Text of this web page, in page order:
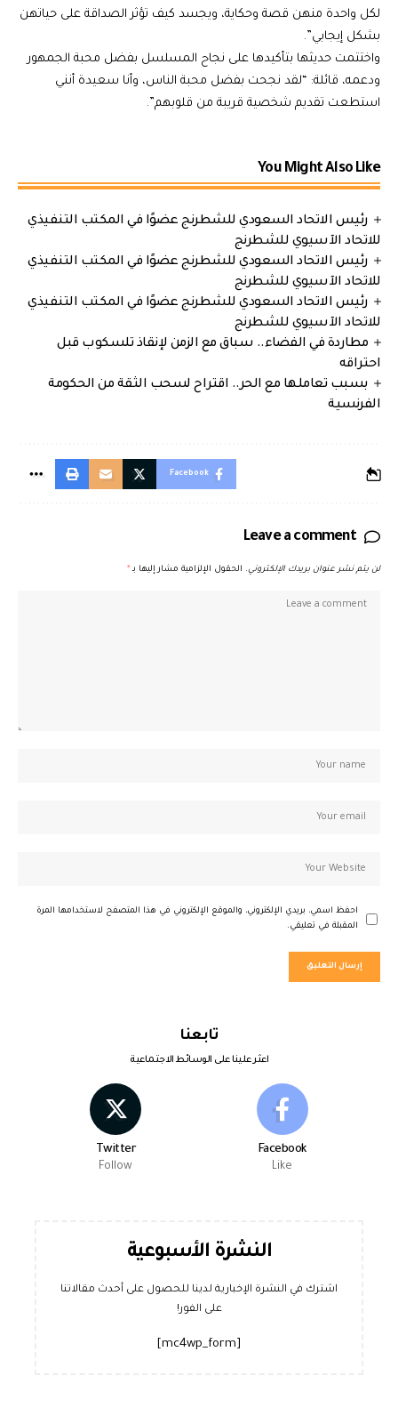
لكل واحدة منهن قصة وحكاية، ويجسد كيف تؤثر الصداقة على حياتهن
بشكل إيجابي”.
واختتمت حديثها بتأكيدها على نجاح المسلسل بفضل محبة الجمهور
ودعمه، قائلة: “لقد نجحت بفضل محبة الناس، وأنا سعيدة أنني
استطعت تقديم شخصية قريبة من قلوبهم”.
You Might Also Like
رئيس الاتحاد السعودي للشطرنج عضوًا في المكتب التنفيذي
للاتحاد الآسيوي للشطرنج
رئيس الاتحاد السعودي للشطرنج عضوًا في المكتب التنفيذي
للاتحاد الآسيوي للشطرنج
رئيس الاتحاد السعودي للشطرنج عضوًا في المكتب التنفيذي
للاتحاد الآسيوي للشطرنج
مطاردة في الفضاء.. سباق مع الزمن لإنقاذ تلسكوب قبل
احتراقه
بسبب تعاملها مع الحر.. اقتراح لسحب الثقة من الحكومة
الفرنسية
Facebook
Leave a comment
لن يتم نشر عنوان بريدك الإلكتروني. الحقول الإلزامية مشار إليها بـ *
احفظ اسمي، بريدي الإلكتروني، والموقع الإلكتروني في هذا المتصفح لاستخدامها المرة
المقبلة في تعليقي.
تابعنا
اعثر علينا على الوسائط الاجتماعية
Facebook
Like
Twitter
Follow
النشرة الأسبوعية
اشترك في النشرة الإخبارية لدينا للحصول على أحدث مقالاتنا
على الفور!
[mc4wp_form]